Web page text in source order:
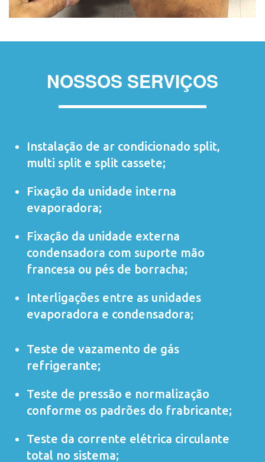
NOSSOS SERVIÇOS
Instalação de ar condicionado split,
multi split e split cassete;
Fixação da unidade interna
evaporadora;
Fixação da unidade externa
condensadora com suporte mão
francesa ou pés de borracha;
Interligações entre as unidades
evaporadora e condensadora;
Teste de vazamento de gás
refrigerante;
Teste de pressão e normalização
conforme os padrões do frabricante;
Teste da corrente elétrica circulante
total no sistema;